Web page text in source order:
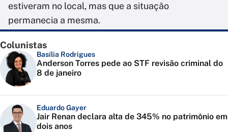
estiveram no local, mas que a situação
permanecia a mesma.
Colunistas
Basília Rodrigues
Anderson Torres pede ao STF revisão criminal do
8 de janeiro
Eduardo Gayer
Jair Renan declara alta de 345% no patrimônio em
dois anos